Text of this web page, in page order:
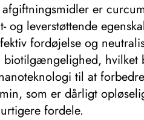
er
og leverstøttende
fordøjelse og
hvilket
til at
som er dårligt
fordele.